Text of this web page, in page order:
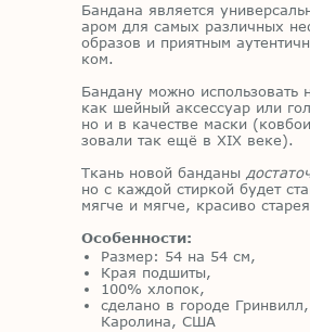
Бан­да­на яв­ля­ет­ся
а­ром для са­мых раз­лич­ных
об­ра­зов и при­ят­ным
ком.
Бан­да­ну мож­но ис­поль­зо­вать
как шей­ный ак­сес­су­ар или
но и в ка­че­стве мас­ки
зо­ва­ли так ещё в XIX веке).
Ткань но­вой бан­да­ны
но с каж­дой стир­кой бу­дет
мяг­че и мяг­че, кра­си­во
Особенности:
Размер: 54 на 54 см,
Края подшиты,
100% хлопок,
сделано в городе
Каролина, США